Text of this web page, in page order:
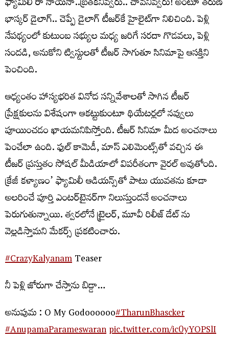
భాస్కర్ డైలాగ్.. చెప్పే డైలాగ్ టీజర్‌కే హైలైట్‌గా నిలిచింది. పెళ్లి
నేపథ్యంలో కుటుంబ సభ్యుల మధ్య జరిగే సరదా గొడవలు, పెళ్లి
సందడి, అనుకోని ట్విస్టులతో టీజర్ సాగుతూ సినిమాపై ఆసక్తిని
పెంచింది.
ఆధ్యంతం హాస్యభరిత వినోద సన్నివేశాలతో సాగిన టీజర్
ప్రేక్షకులను విశేషంగా ఆకట్టుకుంటూ థియేటర్లలో నవ్వులు
పూయించడం ఖాయమనిపిస్తోంది. టీజర్ సినిమా మీద అంచనాలు
పెంచేలా ఉంది. ఫుల్ కామెడీ, మాస్ ఎలిమెంట్స్‌తో వచ్చిన ఈ
టీజర్ ప్రస్తుతం సోషల్ మీడియాలో విపరీతంగా వైరల్ అవుతోంది.
క్రేజీ కళ్యాణం’ ఫ్యామిలీ ఆడియన్స్‌తో పాటు యువతను కూడా
అలరించే పూర్తి ఎంటర్‌టైనర్‌గా నిలుస్తుందనే అంచనాలు
పెరుగుతున్నాయి. త్వరలోనే ట్రైలర్, మూవీ రిలీజ్ డేట్ ను
వెల్లడిస్తామని మేకర్స్ ప్రకటించారు.
#CrazyKalyanamTeaser
నీ పెళ్లి జోరుగా చేస్తాను బిడ్డా…
అనుపుమ : O My Godoooooo#TharunBhascker
#AnupamaParameswaranpic.twitter.com/ic0yYOPSlI